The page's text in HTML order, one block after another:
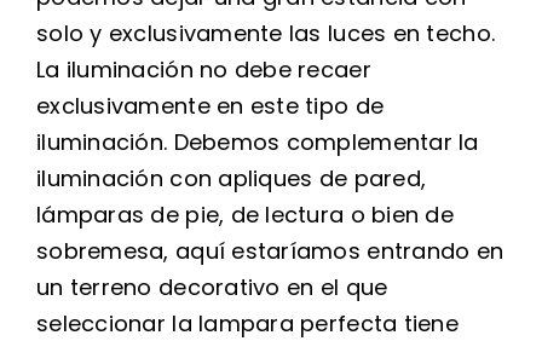
solo y exclusivamente las luces en techo.
La iluminación no debe recaer
exclusivamente en este tipo de
iluminación. Debemos complementar la
iluminación con apliques de pared,
lámparas de pie, de lectura o bien de
sobremesa, aquí estaríamos entrando en
un terreno decorativo en el que
seleccionar la lampara perfecta tiene